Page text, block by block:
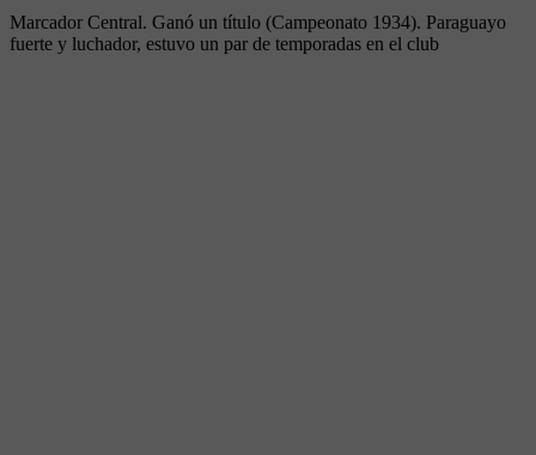
Marcador Central. Ganó un título (Campeonato 1934). Paraguayo
fuerte y luchador, estuvo un par de temporadas en el club